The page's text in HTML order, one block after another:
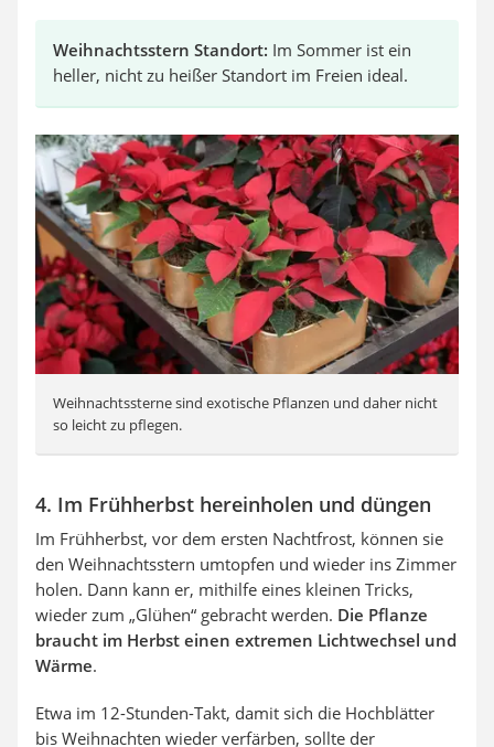
Weihnachtsstern Standort: Im Sommer ist ein
heller, nicht zu heißer Standort im Freien ideal.
Weihnachtssterne sind exotische Pflanzen und daher nicht
so leicht zu pflegen.
4. Im Frühherbst hereinholen und düngen
Im Frühherbst, vor dem ersten Nachtfrost, können sie
den Weihnachtsstern umtopfen und wieder ins Zimmer
holen. Dann kann er, mithilfe eines kleinen Tricks,
wieder zum „Glühen“ gebracht werden. Die Pflanze
braucht im Herbst einen extremen Lichtwechsel und
Wärme.
Etwa im 12-Stunden-Takt, damit sich die Hochblätter
bis Weihnachten wieder verfärben, sollte der